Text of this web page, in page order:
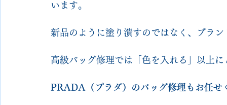
います。
新品のように塗り潰すのではなく、ブラ
高級バッグ修理では「色を入れる」以上に
PRADA（プラダ）のバッグ修理もお任せ